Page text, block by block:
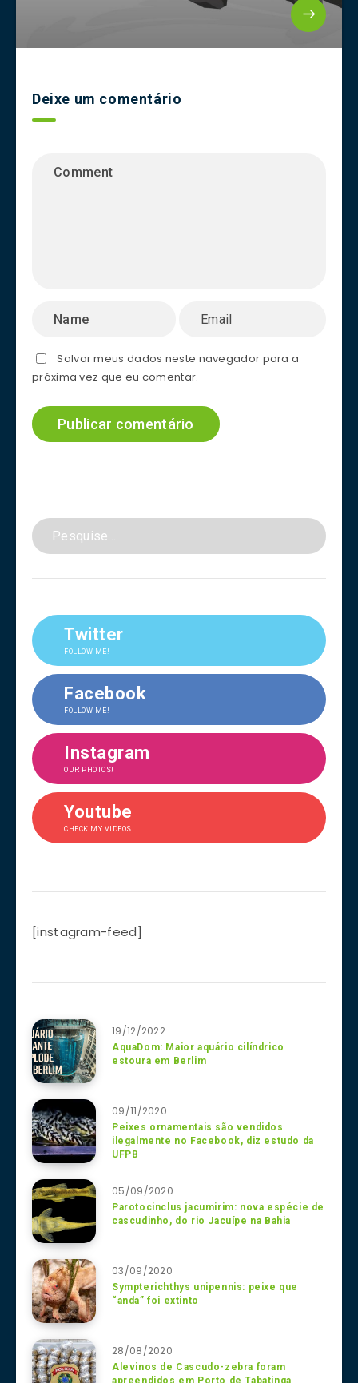
Deixe um comentário
Salvar meus dados neste navegador para a
próxima vez que eu comentar.
Twitter
FOLLOW ME!
Facebook
FOLLOW ME!
Instagram
OUR PHOTOS!
Youtube
CHECK MY VIDEOS!
[instagram-feed]
19/12/2022
AquaDom: Maior aquário cilíndrico
estoura em Berlim
09/11/2020
Peixes ornamentais são vendidos
ilegalmente no Facebook, diz estudo da
UFPB
05/09/2020
Parotocinclus jacumirim: nova espécie de
cascudinho, do rio Jacuípe na Bahia
03/09/2020
Sympterichthys unipennis: peixe que
“anda” foi extinto
28/08/2020
Alevinos de Cascudo-zebra foram